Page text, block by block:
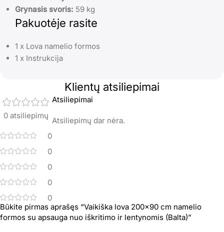
Grynasis svoris: 59 kg
Pakuotėje rasite
1 x Lova namelio formos
1 x Instrukcija
Klientų atsiliepimai
0 atsiliepimų
0
0
0
0
0
Atsiliepimai
Atsiliepimų dar nėra.
Būkite pirmas aprašęs “Vaikiška lova 200×90 cm namelio
formos su apsauga nuo iškritimo ir lentynomis (Balta)”